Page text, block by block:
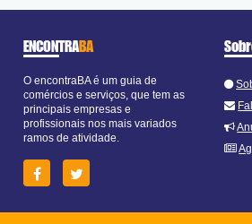
ENCONTRABA
O encontraBA é um guia de
comércios e serviços, que tem as
principais empresas e
profissionais nos mais variados
ramos de atividade.